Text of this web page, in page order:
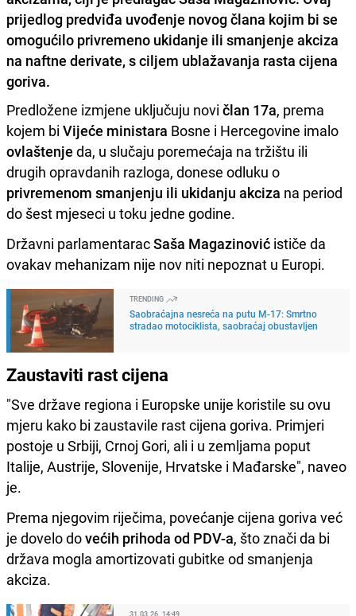
prijedlog predviđa uvođenje novog člana kojim bi se
omogućilo privremeno ukidanje ili smanjenje akciza
na naftne derivate, s ciljem ublažavanja rasta cijena
goriva.
Predložene izmjene uključuju novi član 17a, prema
kojem bi Vijeće ministara Bosne i Hercegovine imalo
ovlaštenje da, u slučaju poremećaja na tržištu ili
drugih opravdanih razloga, donese odluku o
privremenom smanjenju ili ukidanju akciza na period
do šest mjeseci u toku jedne godine.
Državni parlamentaracSaša Magazinović ističe da
ovakav mehanizam nije nov niti nepoznat u Europi.
TRENDING
Saobraćajna nesreća na putu M-17: Smrtno
stradao motociklista, saobraćaj obustavljen
Zaustaviti rast cijena
"Sve države regiona i Europske unije koristile su ovu
mjeru kako bi zaustavile rast cijena goriva. Primjeri
postoje u Srbiji, Crnoj Gori, ali i u zemljama poput
Italije, Austrije, Slovenije, Hrvatske i Mađarske", naveo
je.
Prema njegovim riječima, povećanje cijena goriva već
je dovelo dovećih prihoda od PDV-a, što znači da bi
država mogla amortizovati gubitke od smanjenja
akciza.
31.03.26. 14:49